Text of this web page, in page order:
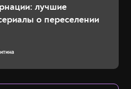
лучшие
о переселении